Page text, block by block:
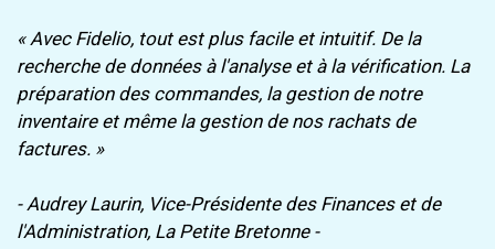
« Avec Fidelio, tout est plus facile et intuitif. De la
recherche de données à l'analyse et à la vérification. La
préparation des commandes, la gestion de notre
inventaire et même la gestion de nos rachats de
factures. »
- Audrey Laurin, Vice-Présidente des Finances et de
l'Administration, La Petite Bretonne -